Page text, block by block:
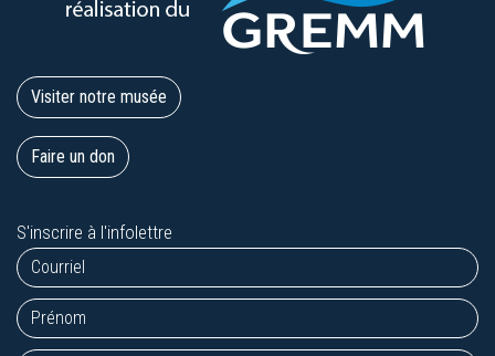
Visiter notre musée
Faire un don
S'inscrire à l'infolettre